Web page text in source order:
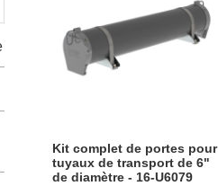
Kit complet de portes pour
tuyaux de transport de 6"
de diamètre - 16-U6079